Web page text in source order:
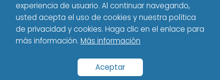
Tecnología - Technology Español VS
bmc software vs
experiencia de usuario. Al continuar navegando,
usted acepta el uso de cookies y nuestra política
de privacidad y cookies. Haga clic en el enlace para
más información. Más información
Aceptar